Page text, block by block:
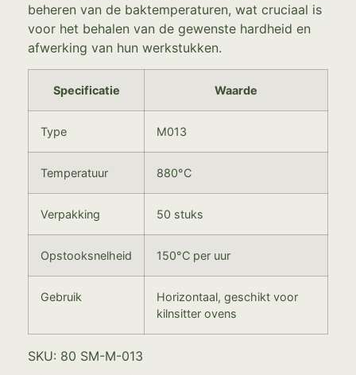
beheren van de baktemperaturen, wat cruciaal is
voor het behalen van de gewenste hardheid en
afwerking van hun werkstukken.
Specificatie Waarde
Type M013
Temperatuur 880°C
Verpakking 50 stuks
Opstooksnelheid 150°C per uur
Gebruik
Horizontaal, geschikt voor
kilnsitter ovens
SKU: 80 SM-M-013